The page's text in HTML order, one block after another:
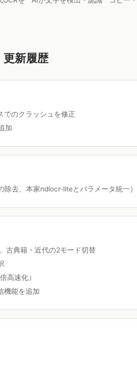
更新履歴
でのクラッシュを修正
加
去、本家ndlocr-liteとパラメータ統一）
古典籍・近代の2モード切替
高速化）
機能を追加